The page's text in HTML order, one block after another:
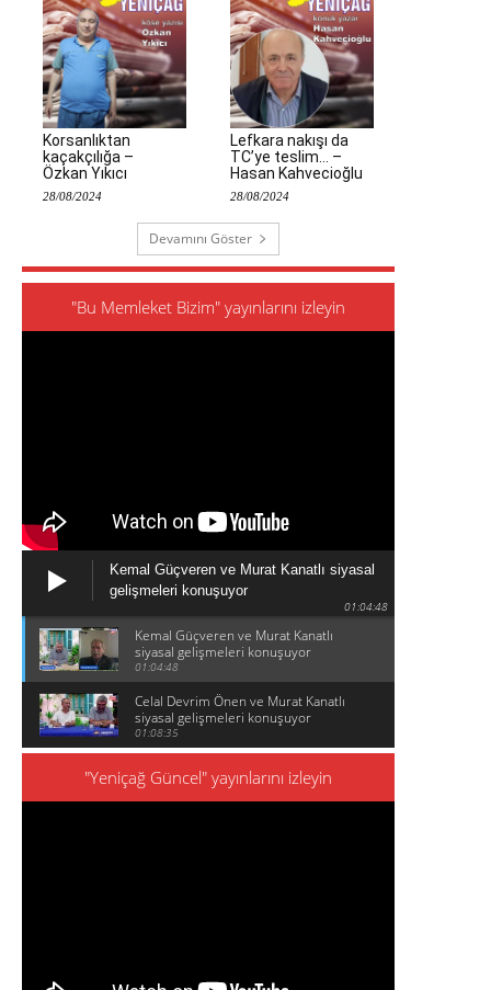
Korsanlıktan
kaçakçılığa –
Özkan Yıkıcı
28/08/2024
Lefkara nakışı da
TC’ye teslim… –
Hasan Kahvecioğlu
28/08/2024
Devamını Göster
"Bu Memleket Bizim" yayınlarını izleyin
Kemal Güçveren ve Murat Kanatlı siyasal
gelişmeleri konuşuyor
01:04:48
Kemal Güçveren ve Murat Kanatlı
siyasal gelişmeleri konuşuyor
01:04:48
Celal Devrim Önen ve Murat Kanatlı
siyasal gelişmeleri konuşuyor
01:08:35
"Yeniçağ Güncel" yayınlarını izleyin